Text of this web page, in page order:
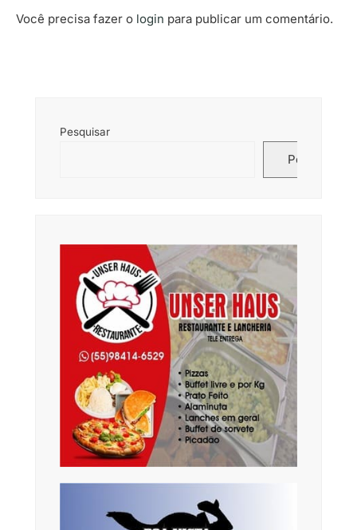
Você precisa fazer o login para publicar um comentário.
Pesquisar
Pesquisar